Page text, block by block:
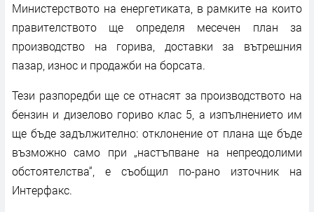
Министерството на енергетиката, в рамките на които
правителството ще определя месечен план за
производство на горива, доставки за вътрешния
пазар, износ и продажби на борсата.
Тези разпоредби ще се отнасят за производството на
бензин и дизелово гориво клас 5, а изпълнението им
ще бъде задължително: отклонение от плана ще бъде
възможно само при „настъпване на непреодолими
обстоятелства“, е съобщил по-рано източник на
Интерфакс.